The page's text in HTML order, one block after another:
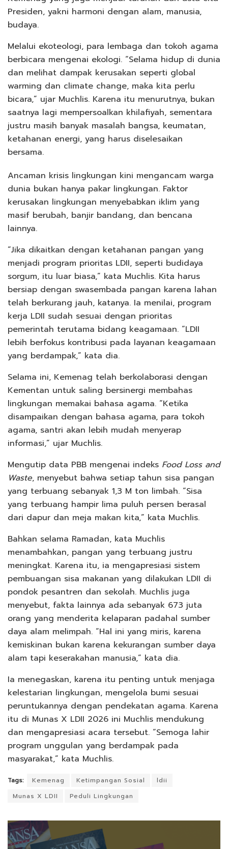
Presiden, yakni harmoni dengan alam, manusia,
budaya.
Melalui ekoteologi, para lembaga dan tokoh agama
berbicara mengenai ekologi. “Selama hidup di dunia
dan melihat dampak kerusakan seperti global
warming dan climate change, maka kita perlu
bicara,” ujar Muchlis. Karena itu menurutnya, bukan
saatnya lagi mempersoalkan khilafiyah, sementara
justru masih banyak masalah bangsa, keumatan,
ketahanan energi, yang harus diselesaikan
bersama.
Ancaman krisis lingkungan kini mengancam warga
dunia bukan hanya pakar lingkungan. Faktor
kerusakan lingkungan menyebabkan iklim yang
masif berubah, banjir bandang, dan bencana
lainnya.
“Jika dikaitkan dengan ketahanan pangan yang
menjadi program prioritas LDII, seperti budidaya
sorgum, itu luar biasa,” kata Muchlis. Kita harus
bersiap dengan swasembada pangan karena lahan
telah berkurang jauh, katanya. Ia menilai, program
kerja LDII sudah sesuai dengan prioritas
pemerintah terutama bidang keagamaan. “LDII
lebih berfokus kontribusi pada layanan keagamaan
yang berdampak,” kata dia.
Selama ini, Kemenag telah berkolaborasi dengan
Kementan untuk saling bersinergi membahas
lingkungan memakai bahasa agama. “Ketika
disampaikan dengan bahasa agama, para tokoh
agama, santri akan lebih mudah menyerap
informasi,” ujar Muchlis.
Mengutip data PBB mengenai indeks Food Loss and
Waste, menyebut bahwa setiap tahun sisa pangan
yang terbuang sebanyak 1,3 M ton limbah. “Sisa
yang terbuang hampir lima puluh persen berasal
dari dapur dan meja makan kita,” kata Muchlis.
Bahkan selama Ramadan, kata Muchlis
menambahkan, pangan yang terbuang justru
meningkat. Karena itu, ia mengapresiasi sistem
pembuangan sisa makanan yang dilakukan LDII di
pondok pesantren dan sekolah. Muchlis juga
menyebut, fakta lainnya ada sebanyak 673 juta
orang yang menderita kelaparan padahal sumber
daya alam melimpah. “Hal ini yang miris, karena
kemiskinan bukan karena kekurangan sumber daya
alam tapi keserakahan manusia,” kata dia.
Ia menegaskan, karena itu penting untuk menjaga
kelestarian lingkungan, mengelola bumi sesuai
peruntukannya dengan pendekatan agama. Karena
itu di Munas X LDII 2026 ini Muchlis mendukung
dan mengapresiasi acara tersebut. “Semoga lahir
program unggulan yang berdampak pada
masyarakat,” kata Muchlis.
Tags: Kemenag Ketimpangan Sosial
ldii
Munas X LDII
Peduli Lingkungan